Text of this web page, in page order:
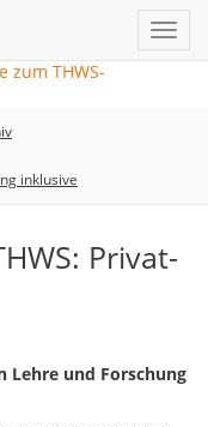
inklusive
Privat-
Lehre und Forschung